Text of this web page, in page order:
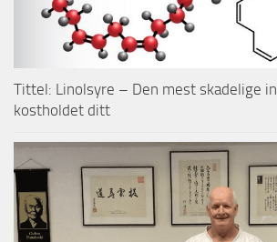
Tittel: Linolsyre – Den mest skadelige
kostholdet ditt